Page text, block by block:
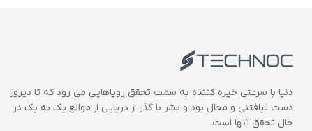
دنیا با سرعتی خیره کننده به سمت تحقق رویاهایی می رود که تا دیروز
دست نیافتنی و محال بود و بشر با گذر از دریایی از موانع یک به یک در
حال تحقق آنها است.